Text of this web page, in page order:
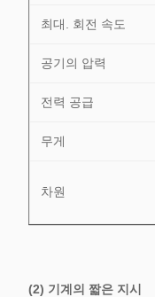
최대. 회전 속도
공기의 압력
전력 공급
무게
차원
(2) 기계의 짧은 지시